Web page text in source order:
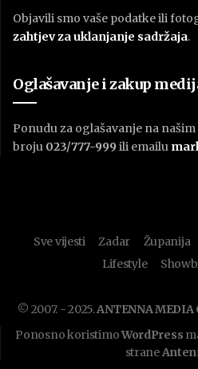
Objavili smo vaše podatke ili
zahtjev za uklanjanje sadržaja.
Oglašavanje i zakup
Ponudu za oglašavanje na
broju 023/777-999 ili emailu
Sve vijesti Zadar Županija
Lifestyle
© 2007. - 2025.ANTENNA MEDIA
Ponosno koristimoWordPress
strane